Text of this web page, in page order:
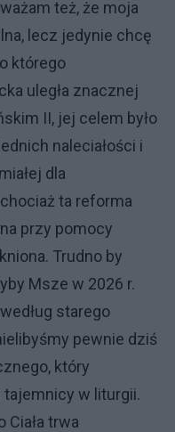
też, że moja
lecz jedynie chcę
którego
uległa znacznej
II, jej celem było
naleciałości i
dla
ta reforma
przy pomocy
Trudno by
Msze w 2026 r.
starego
pewnie dziś
który
w liturgii.
trwa